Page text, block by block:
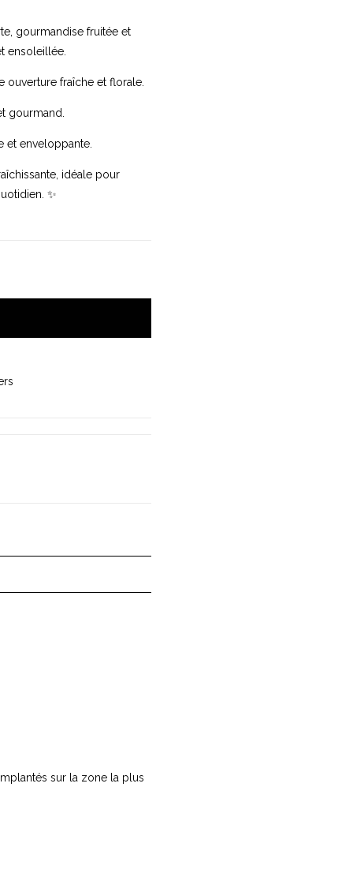
gourmandise fruitée et
ensoleillée.
ouverture fraîche et florale.
gourmand.
et enveloppante.
idéale pour
✨
sur la zone la plus